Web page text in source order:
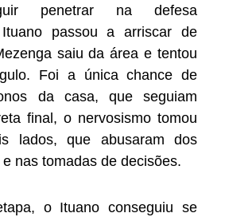
penetrar na defesa
passou a arriscar de
saiu da área e tentou
Foi a única chance de
da casa, que seguiam
final, o nervosismo tomou
lados, que abusaram dos
nas tomadas de decisões.
o Ituano conseguiu se